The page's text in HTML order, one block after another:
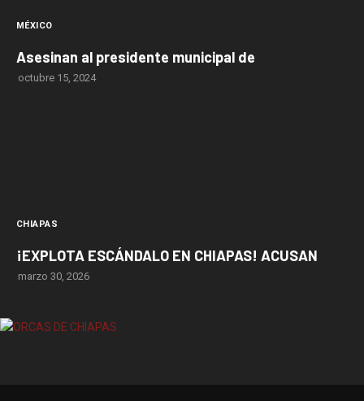
MÉXICO
Asesinan al presidente municipal de
octubre 15, 2024
CHIAPAS
¡EXPLOTA ESCÁNDALO EN CHIAPAS! ACUSAN
marzo 30, 2026